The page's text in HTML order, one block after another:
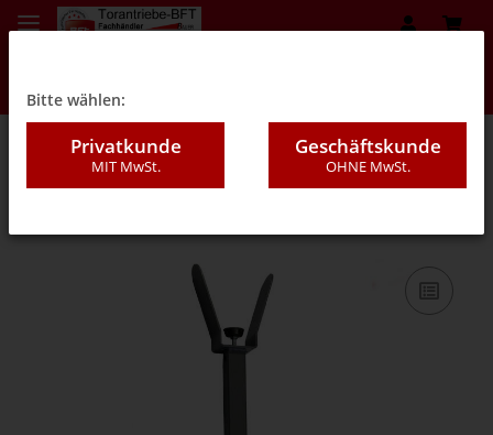
01A - Schranken
Bitte wählen:
Privatkunde
MIT MwSt.
Geschäftskunde
OHNE MwSt.